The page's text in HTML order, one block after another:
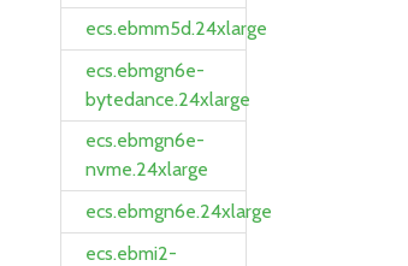
ecs.ebmm5d.24xlarge
ecs.ebmgn6e-
bytedance.24xlarge
ecs.ebmgn6e-
nvme.24xlarge
ecs.ebmgn6e.24xlarge
ecs.ebmi2-